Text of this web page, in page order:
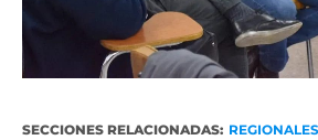
SECCIONES RELACIONADAS: REGIONALES